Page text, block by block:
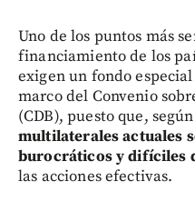
Uno de los puntos más
financiamiento de los
exigen un fondo
marco del Convenio
(CDB), puesto que,
multilaterales actuales
burocráticos y difíciles
las acciones efectivas.